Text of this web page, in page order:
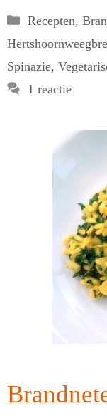
Categorieën
Recepten,
Spinazie,
1 reactie